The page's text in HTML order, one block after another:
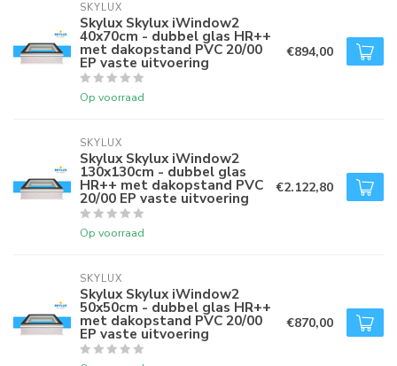
SKYLUX
Skylux Skylux iWindow2
40x70cm - dubbel glas HR++
met dakopstand PVC 20/00
EP vaste uitvoering
Op voorraad
€894,00
SKYLUX
Skylux Skylux iWindow2
130x130cm - dubbel glas
HR++ met dakopstand PVC
20/00 EP vaste uitvoering
Op voorraad
€2.122,80
SKYLUX
Skylux Skylux iWindow2
50x50cm - dubbel glas HR++
met dakopstand PVC 20/00
EP vaste uitvoering
€870,00